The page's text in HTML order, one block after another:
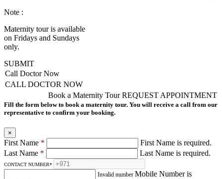
Note :
Maternity tour is available
on Fridays and Sundays
only.
SUBMIT
Call Doctor Now
CALL DOCTOR NOW
REQUEST APPOINTMENT
Book a Maternity Tour
Fill the form below to book a maternity tour. You will receive a call from our
representative to confirm your booking.
×
First Name *
First Name is required.
Last Name * Last Name is required.
CONTACT NUMBER*
Invalid number Mobile Number is